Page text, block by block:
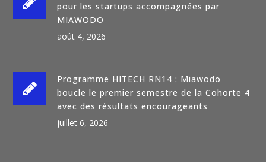
pour les startups accompagnées par
MIAWODO
août 4, 2026
Programme HITECH RN14 : Miawodo
boucle le premier semestre de la Cohorte 4
avec des résultats encourageants
juillet 6, 2026